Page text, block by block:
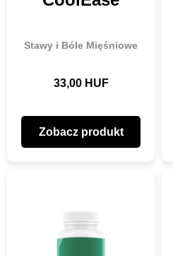
Stawy i Bóle Mięśniowe
33,00 HUF
Zobacz produkt